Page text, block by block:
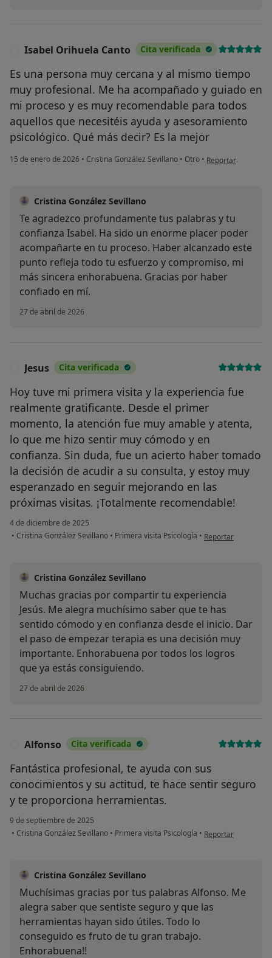
Isabel Orihuela Canto Cita verificada
Es una persona muy cercana y al mismo tiempo
muy profesional. Me ha acompañado y guiado en
mi proceso y es muy recomendable para todos
aquellos que necesitéis ayuda y asesoramiento
psicológico. Qué más decir? Es la mejor
15 de enero de 2026 • Cristina González Sevillano • Otro • en opinión del
Reportar
Cristina González Sevillano
Te agradezco profundamente tus palabras y tu
confianza Isabel. Ha sido un enorme placer poder
acompañarte en tu proceso. Haber alcanzado este
punto refleja todo tu esfuerzo y compromiso, mi
más sincera enhorabuena. Gracias por haber
confiado en mí.
27 de abril de 2026
Jesus Cita verificada
Hoy tuve mi primera visita y la experiencia fue
realmente gratificante. Desde el primer
momento, la atención fue muy amable y atenta,
lo que me hizo sentir muy cómodo y en
confianza. Sin duda, fue un acierto haber tomado
la decisión de acudir a su consulta, y estoy muy
esperanzado en seguir mejorando en las
próximas visitas. ¡Totalmente recomendable!
4 de diciembre de 2025
• Cristina González Sevillano • Primera visita Psicología • en opinión del
Reportar
Cristina González Sevillano
Muchas gracias por compartir tu experiencia
Jesús. Me alegra muchísimo saber que te has
sentido cómodo y en confianza desde el inicio. Dar
el paso de empezar terapia es una decisión muy
importante. Enhorabuena por todos los logros
que ya estás consiguiendo.
27 de abril de 2026
Alfonso Cita verificada
Fantástica profesional, te ayuda con sus
conocimientos y su actitud, te hace sentir seguro
y te proporciona herramientas.
9 de septiembre de 2025
• Cristina González Sevillano • Primera visita Psicología • en opinión del
Reportar
Cristina González Sevillano
Muchísimas gracias por tus palabras Alfonso. Me
alegra saber que sentiste seguro y que las
herramientas hayan sido útiles. Todo lo
conseguido es fruto de tu gran trabajo.
Enhorabuena!!